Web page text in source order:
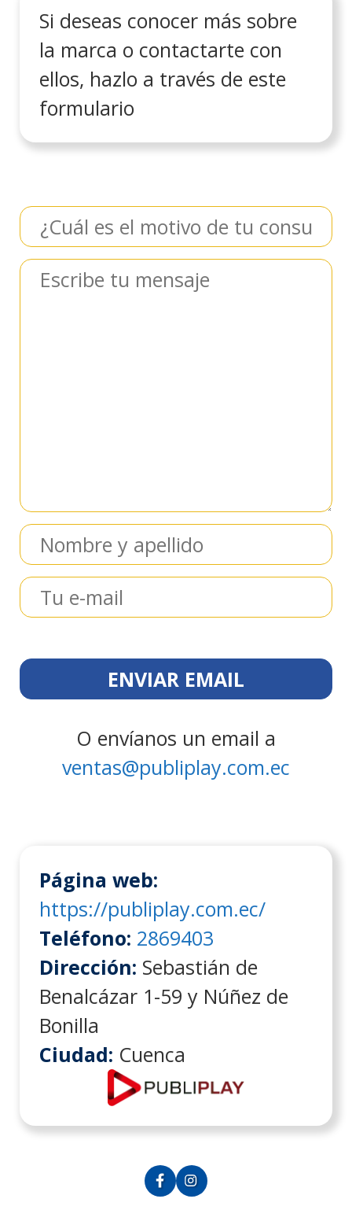
Si deseas conocer más sobre
la marca o contactarte con
ellos, hazlo a través de este
formulario
O envíanos un email a
ventas@publiplay.com.ec
Página web:
https://publiplay.com.ec/
Teléfono: 2869403
Dirección: Sebastián de
Benalcázar 1-59 y Núñez de
Bonilla
Ciudad: Cuenca